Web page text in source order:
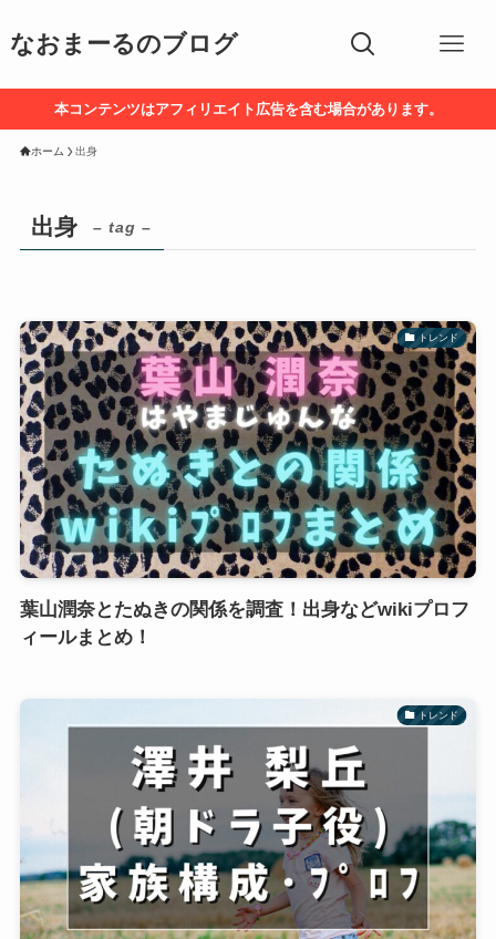
なおまーるのブログ
本コンテンツはアフィリエイト広告を含む場合があります。
ホーム 出身
出身 – tag –
トレンド
葉山潤奈とたぬきの関係を調査！出身などwikiプロフ
ィールまとめ！
トレンド